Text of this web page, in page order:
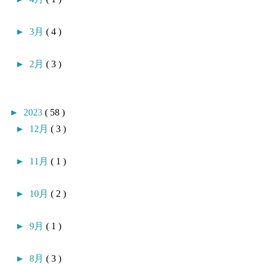
► 3月 ( 4 )
► 2月 ( 3 )
► 2023 ( 58 )
► 12月 ( 3 )
► 11月 ( 1 )
► 10月 ( 2 )
► 9月 ( 1 )
► 8月 ( 3 )